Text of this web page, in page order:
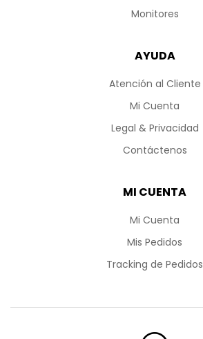
Monitores
AYUDA
Atención al Cliente
Mi Cuenta
Legal & Privacidad
Contáctenos
MI CUENTA
Mi Cuenta
Mis Pedidos
Tracking de Pedidos